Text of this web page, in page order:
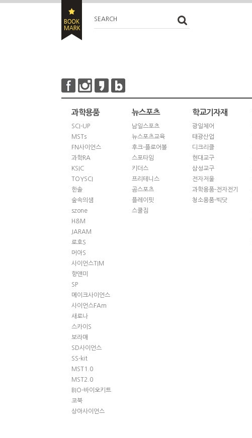
SEARCH
과학용품
SCI-UP
MSTs
FN사이언스
과학RA
KSIC
TOYSCI
한솔
숲속의샘
szone
H&M
JARAM
로호S
머아S
사이언스TIM
향앤미
SP
메이크사이언스
사이언스FAm
새로나
스카이S
보라매
SD사이언스
SS-kit
MST1.0
MST2.0
BIO-바이오키트
코북
상아사이언스
뉴스포츠
남일스포츠
뉴스포츠교육
후크-플로어볼
스포타임
키더스
프리테니스
곰스포츠
플레이핏
스쿨짐
학교기자재
광일체어
태광산업
디크리클
현대교구
삼성교구
전자저울
과학용품-전자전기
청소용품-빅닷